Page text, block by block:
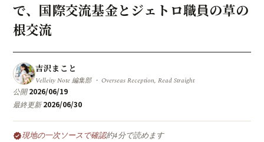
で、国際交流基金とジェトロ職員の草の
根交流
吉沢まこと
Velleity Note 編集部 ・ Overseas Reception, Read Straight
公開2026/06/19
最終更新2026/06/30
verified現地の一次ソースで確認約4分で読めます